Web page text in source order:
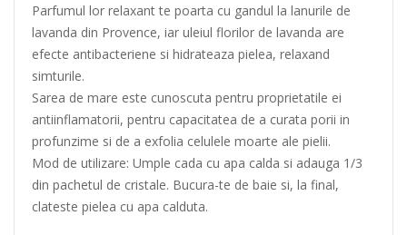
Parfumul lor relaxant te poarta cu gandul la lanurile de
lavanda din Provence, iar uleiul florilor de lavanda are
efecte antibacteriene si hidrateaza pielea, relaxand
simturile.
Sarea de mare este cunoscuta pentru proprietatile ei
antiinflamatorii, pentru capacitatea de a curata porii in
profunzime si de a exfolia celulele moarte ale pielii.
Mod de utilizare: Umple cada cu apa calda si adauga 1/3
din pachetul de cristale. Bucura-te de baie si, la final,
clateste pielea cu apa calduta.